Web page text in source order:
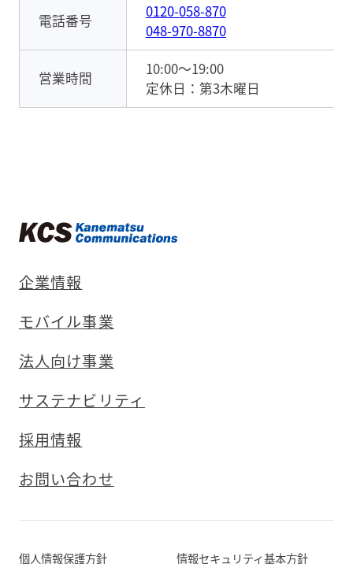
電話番号
0120-058-870
048-970-8870
営業時間
10:00～19:00
定休日：第3木曜日
企業情報
モバイル事業
法人向け事業
サステナビリティ
採用情報
お問い合わせ
個人情報保護方針 情報セキュリティ基本方針